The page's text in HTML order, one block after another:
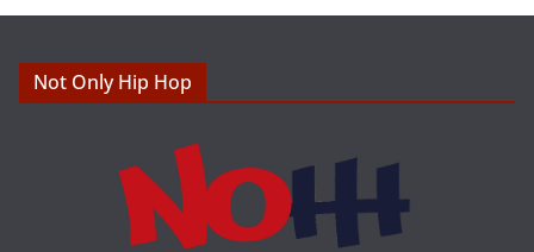
Not Only Hip Hop